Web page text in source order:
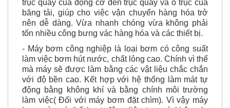
sên, dĩa.Bộ truyền động này sẽ truyền moment từ
trục quay của động cơ đến trục quay và ổ trục của
băng tải, giúp cho việc vận chuyển hàng hóa trở
nên dễ dàng. Vừa nhanh chóng vừa không phải
tốn nhiều công bưng vác hàng hóa và các thiết bị.
- Máy bơm công nghiệp là loại bơm có công suất
làm việc bơm hút nước, chất lỏng cao. Chính vì thế
mà máy sẽ được làm bằng các vật liệu chắc chắn
với độ bền cao. Kết hợp với hệ thống làm mát tự
động bằng không khí và bằng chính môi trường